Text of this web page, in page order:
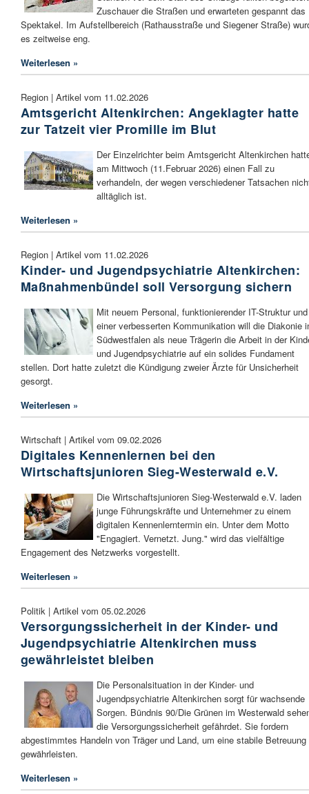
Zuschauer die Straßen und erwarteten gespannt das
Spektakel. Im Aufstellbereich (Rathausstraße und Siegener Straße)
es zeitweise eng.
Weiterlesen »
Region | Artikel vom 11.02.2026
Amtsgericht Altenkirchen: Angeklagter hatte
zur Tatzeit vier Promille im Blut
Der Einzelrichter beim Amtsgericht Altenkirchen
am Mittwoch (11.Februar 2026) einen Fall zu
verhandeln, der wegen verschiedener Tatsachen
alltäglich ist.
Weiterlesen »
Region | Artikel vom 11.02.2026
Kinder- und Jugendpsychiatrie Altenkirchen:
Maßnahmenbündel soll Versorgung sichern
Mit neuem Personal, funktionierender IT-Struktur und
einer verbesserten Kommunikation will die Diakonie
Südwestfalen als neue Trägerin die Arbeit in der
und Jugendpsychiatrie auf ein solides Fundament
stellen. Dort hatte zuletzt die Kündigung zweier Ärzte für Unsicherheit
gesorgt.
Weiterlesen »
Wirtschaft | Artikel vom 09.02.2026
Digitales Kennenlernen bei den
Wirtschaftsjunioren Sieg-Westerwald e.V.
Die Wirtschaftsjunioren Sieg-Westerwald e.V. laden
junge Führungskräfte und Unternehmer zu einem
digitalen Kennenlerntermin ein. Unter dem Motto
"Engagiert. Vernetzt. Jung." wird das vielfältige
Engagement des Netzwerks vorgestellt.
Weiterlesen »
Politik | Artikel vom 05.02.2026
Versorgungssicherheit in der Kinder- und
Jugendpsychiatrie Altenkirchen muss
gewährleistet bleiben
Die Personalsituation in der Kinder- und
Jugendpsychiatrie Altenkirchen sorgt für wachsende
Sorgen. Bündnis 90/Die Grünen im Westerwald
die Versorgungssicherheit gefährdet. Sie fordern
abgestimmtes Handeln von Träger und Land, um eine stabile Betreuung
gewährleisten.
Weiterlesen »